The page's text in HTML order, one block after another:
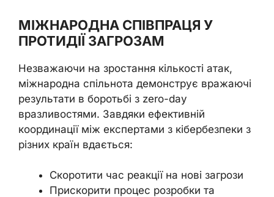
МІЖНАРОДНА СПІВПРАЦЯ У
ПРОТИДІЇ ЗАГРОЗАМ
Незважаючи на зростання кількості атак,
міжнародна спільнота демонструє вражаючі
результати в боротьбі з zero-day
вразливостями. Завдяки ефективній
координації між експертами з кібербезпеки з
різних країн вдається:
Скоротити час реакції на нові загрози
Прискорити процес розробки та